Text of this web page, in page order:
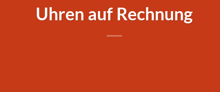
Uhren auf Rechnung